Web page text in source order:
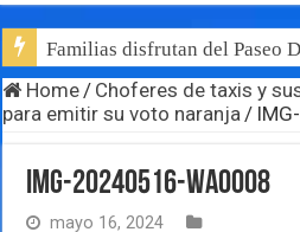
Familias disfrutan del Paseo
Home/ Choferes de taxis y
para emitir su voto naranja/
IMG-20240516-WA0008
mayo 16, 2024